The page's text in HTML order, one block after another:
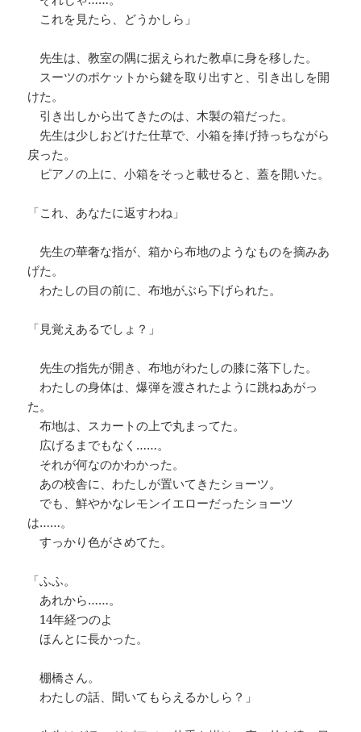
これを見たら、どうかしら」
先生は、教室の隅に据えられた教卓に身を移した。
スーツのポケットから鍵を取り出すと、引き出しを開
けた。
引き出しから出てきたのは、木製の箱だった。
先生は少しおどけた仕草で、小箱を捧げ持っちながら
戻った。
ピアノの上に、小箱をそっと載せると、蓋を開いた。
「これ、あなたに返すわね」
先生の華奢な指が、箱から布地のようなものを摘みあ
げた。
わたしの目の前に、布地がぶら下げられた。
「見覚えあるでしょ？」
先生の指先が開き、布地がわたしの膝に落下した。
わたしの身体は、爆弾を渡されたように跳ねあがっ
た。
布地は、スカートの上で丸まってた。
広げるまでもなく……。
それが何なのかわかった。
あの校舎に、わたしが置いてきたショーツ。
でも、鮮やかなレモンイエローだったショーツ
は……。
すっかり色がさめてた。
「ふふ。
あれから……。
14年経つのよ
ほんとに長かった。
棚橋さん。
わたしの話、聞いてもらえるかしら？」